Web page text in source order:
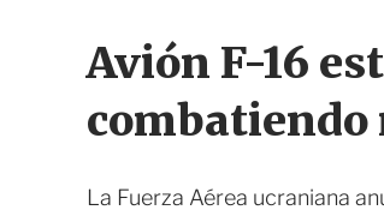
Avión F-16
combatiendo
La Fuerza Aérea ucraniana